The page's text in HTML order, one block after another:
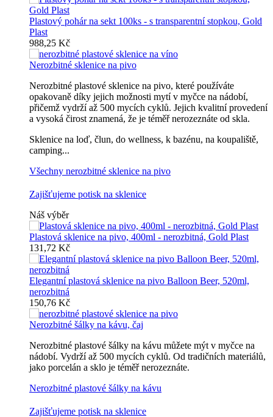
Plastový pohár na sekt 100ks - s transparentní stopkou, Gold
Plast
988,25 Kč
Nerozbitné sklenice na pivo
Nerozbitné plastové sklenice na pivo, které používáte
opakovaně díky jejich možnosti mytí v myčce na nádobí,
přičemž vydrží až 500 mycích cyklů. Jejich kvalitní provedení
a vysoká čirost znamená, že je téměř nerozeznáte od skla.
Sklenice na loď, člun, do wellness, k bazénu, na koupaliště,
camping...
Všechny nerozbitné sklenice na pivo
Zajišťujeme potisk na sklenice
Náš výběr
Plastová sklenice na pivo, 400ml - nerozbitná, Gold Plast
131,72 Kč
Elegantní plastová sklenice na pivo Balloon Beer, 520ml,
nerozbitná
150,76 Kč
Nerozbitné šálky na kávu, čaj
Nerozbitné plastové šálky na kávu můžete mýt v myčce na
nádobí. Vydrží až 500 mycích cyklů. Od tradičních materiálů,
jako porcelán a sklo je téměř nerozeznáte.
Nerozbitné plastové šálky na kávu
Zajišťujeme potisk na sklenice